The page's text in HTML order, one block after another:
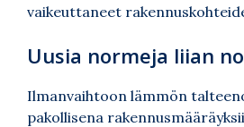
vaikeuttaneet
Uusia normeja liian
Ilmanvaihtoon lämmön
pakollisena